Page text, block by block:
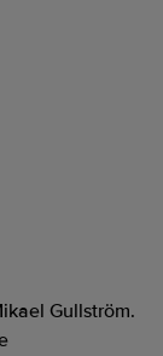
Gullström.